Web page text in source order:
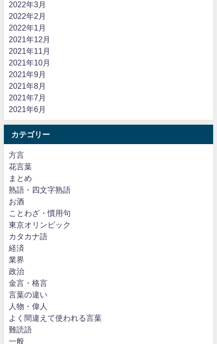
2022年3月
2022年2月
2022年1月
2021年12月
2021年11月
2021年10月
2021年9月
2021年8月
2021年7月
2021年6月
カテゴリー
方言
花言葉
まとめ
熟語・四文字熟語
お酒
ことわざ・慣用句
東京オリンピック
カタカナ語
経済
業界
政治
金言・格言
言葉の違い
人物・偉人
よく間違えて使われる言葉
難読語
一般